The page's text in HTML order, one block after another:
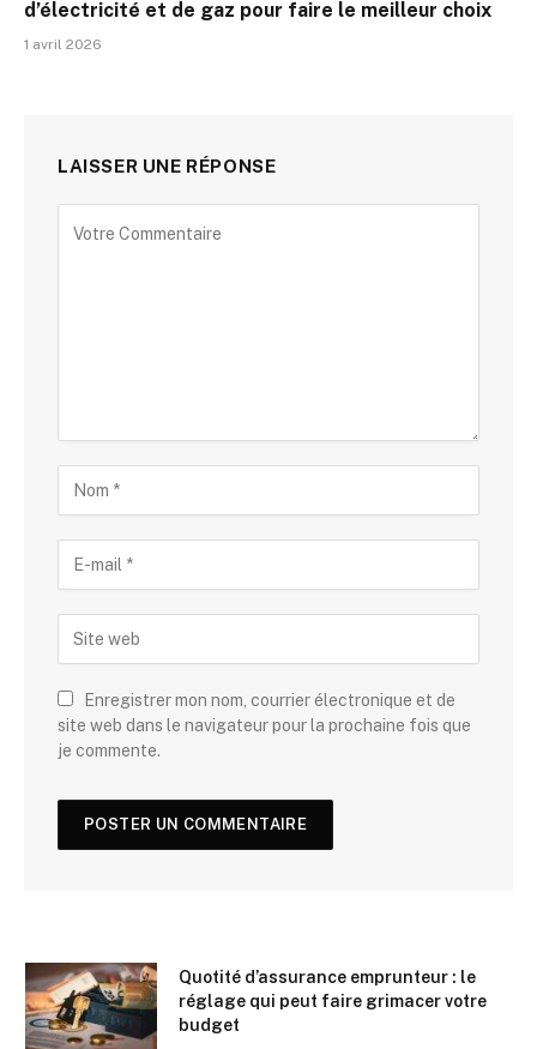
d’électricité et de gaz pour faire le meilleur choix
1 avril 2026
LAISSER UNE RÉPONSE
Enregistrer mon nom, courrier électronique et de
site web dans le navigateur pour la prochaine fois que
je commente.
Quotité d’assurance emprunteur : le
réglage qui peut faire grimacer votre
budget